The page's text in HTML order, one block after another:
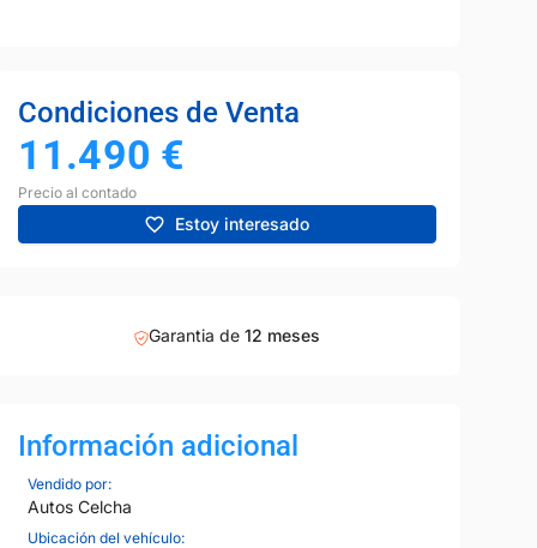
Condiciones de Venta
11.490 €
Precio al contado
Estoy interesado
Garantia de 12 meses
Información adicional
Vendido por:
Autos Celcha
Ubicación del vehículo: